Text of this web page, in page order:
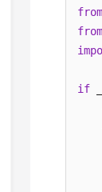
from
from
if